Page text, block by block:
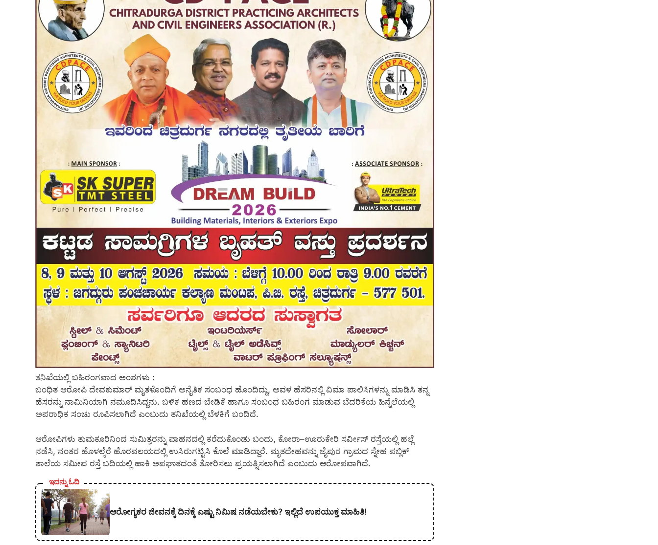
ತನಿಖೆಯಲ್ಲಿ ಬಹಿರಂಗವಾದ ಅಂಶಗಳು :
ಬಂಧಿತ ಆರೋಪಿ ದೇವಕುಮಾರ್ ಮೃತಳೊಂದಿಗೆ ಅನೈತಿಕ ಸಂಬಂಧ ಹೊಂದಿದ್ದು, ಅವಳ ಹೆಸರಿನಲ್ಲಿ ವಿಮಾ ಪಾಲಿಸಿಗಳನ್ನು ಮಾಡಿಸಿ ತನ್ನ
ಹೆಸರನ್ನು ನಾಮಿನಿಯಾಗಿ ನಮೂದಿಸಿದ್ದನು. ಬಳಿಕ ಹಣದ ಬೇಡಿಕೆ ಹಾಗೂ ಸಂಬಂಧ ಬಹಿರಂಗ ಮಾಡುವ ಬೆದರಿಕೆಯ ಹಿನ್ನೆಲೆಯಲ್ಲಿ
ಅಪರಾಧಿಕ ಸಂಚು ರೂಪಿಸಲಾಗಿದೆ ಎಂಬುದು ತನಿಖೆಯಲ್ಲಿ ಬೆಳಕಿಗೆ ಬಂದಿದೆ.
ಆರೋಪಿಗಳು ತುಮಕೂರಿನಿಂದ ಸುಮಿತ್ರರನ್ನು ವಾಹನದಲ್ಲಿ ಕರೆದುಕೊಂಡು ಬಂದು, ಕೋರಾ–ಊರುಕೇರಿ ಸರ್ವೀಸ್ ರಸ್ತೆಯಲ್ಲಿ ಹಲ್ಲೆ
ನಡೆಸಿ, ನಂತರ ಹೊಳಲ್ಕೆರೆ ಹೊರವಲಯದಲ್ಲಿ ಉಸಿರುಗಟ್ಟಿಸಿ ಕೊಲೆ ಮಾಡಿದ್ದಾರೆ. ಮೃತದೇಹವನ್ನು ಜೈಪುರ ಗ್ರಾಮದ ಸ್ನೇಹ ಪಬ್ಲಿಕ್
ಶಾಲೆಯ ಸಮೀಪ ರಸ್ತೆ ಬದಿಯಲ್ಲಿ ಹಾಕಿ ಅಪಘಾತದಂತೆ ತೋರಿಸಲು ಪ್ರಯತ್ನಿಸಲಾಗಿದೆ ಎಂಬುದು ಆರೋಪವಾಗಿದೆ.
ಇದನ್ನು ಓದಿ
ಆರೋಗ್ಯಕರ ಜೀವನಕ್ಕೆ ದಿನಕ್ಕೆ ಎಷ್ಟು ನಿಮಿಷ ನಡೆಯಬೇಕು? ಇಲ್ಲಿದೆ ಉಪಯುಕ್ತ ಮಾಹಿತಿ!